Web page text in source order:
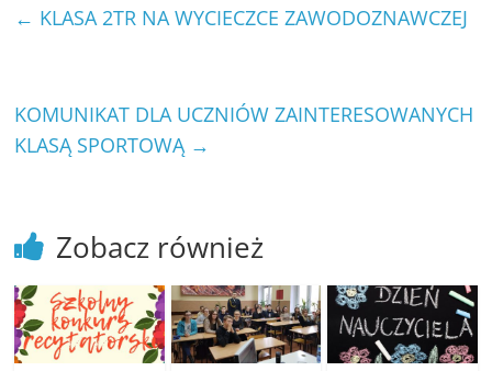
← KLASA 2TR NA WYCIECZCE ZAWODOZNAWCZEJ
KOMUNIKAT DLA UCZNIÓW ZAINTERESOWANYCH
KLASĄ SPORTOWĄ →
Zobacz również